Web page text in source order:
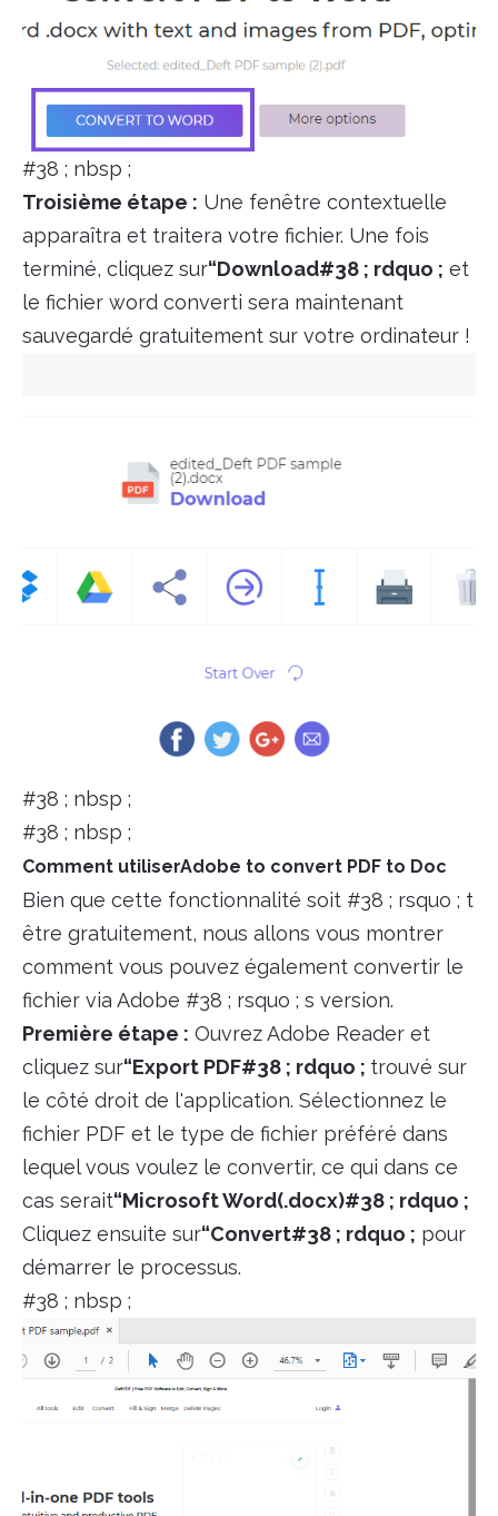
#38 ; nbsp ;
Troisième étape : Une fenêtre contextuelle
apparaîtra et traitera votre fichier. Une fois
terminé, cliquez sur“Download#38 ; rdquo ; et
le fichier word converti sera maintenant
sauvegardé gratuitement sur votre ordinateur !
#38 ; nbsp ;
#38 ; nbsp ;
Comment utiliserAdobe to convert PDF to Doc
Bien que cette fonctionnalité soit #38 ; rsquo ; t
être gratuitement, nous allons vous montrer
comment vous pouvez également convertir le
fichier via Adobe #38 ; rsquo ; s version.
Première étape : Ouvrez Adobe Reader et
cliquez sur“Export PDF#38 ; rdquo ; trouvé sur
le côté droit de l'application. Sélectionnez le
fichier PDF et le type de fichier préféré dans
lequel vous voulez le convertir, ce qui dans ce
cas serait“Microsoft Word(.docx)#38 ; rdquo ;
Cliquez ensuite sur“Convert#38 ; rdquo ; pour
démarrer le processus.
#38 ; nbsp ;